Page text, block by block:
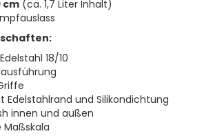
cm (ca. 1,7 Liter Inhalt)
18/10
Edelstahlrand und Silikondichtung
innen und außen
Maßskala